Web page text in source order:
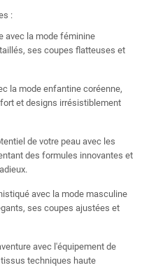
:
avec la mode féminine
ses coupes flatteuses et
la mode enfantine coréenne,
et designs irrésistiblement
de votre peau avec les
des formules innovantes et
avec la mode masculine
ses coupes ajustées et
avec l'équipement de
techniques haute